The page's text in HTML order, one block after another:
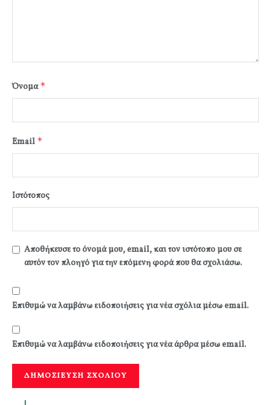
Όνομα*
Email *
Ιστότοπος
Αποθήκευσε το όνομά μου, email, και τον ιστότοπο μου σε
αυτόν τον πλοηγό για την επόμενη φορά που θα σχολιάσω.
Επιθυμώ να λαμβάνω ειδοποιήσεις για νέα σχόλια μέσω email.
Επιθυμώ να λαμβάνω ειδοποιήσεις για νέα άρθρα μέσω email.